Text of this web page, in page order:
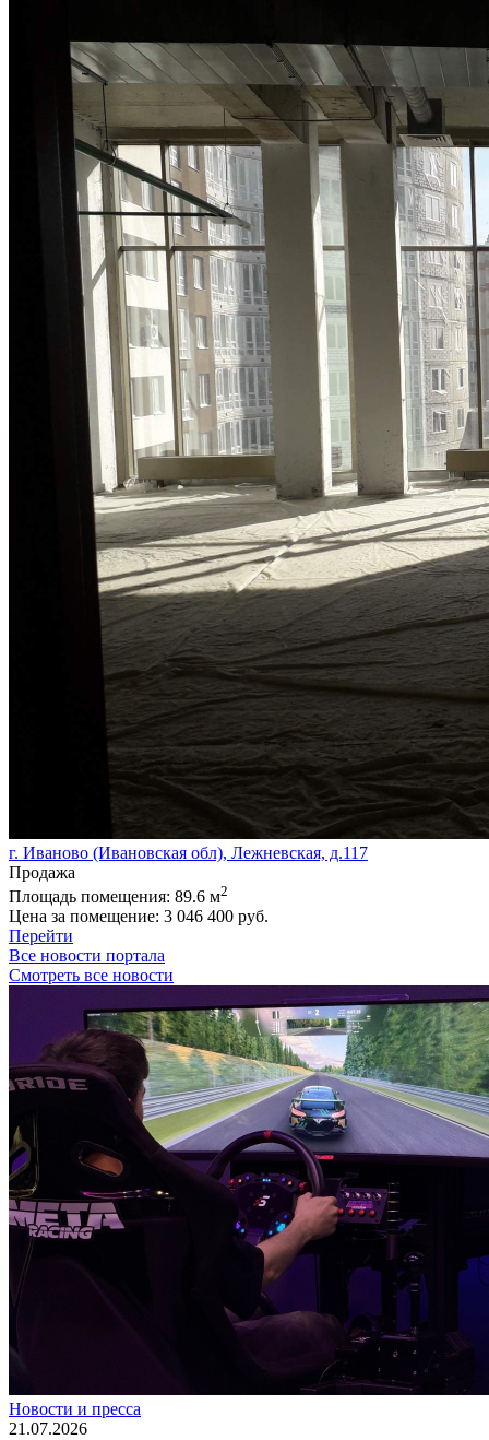
г. Иваново (Ивановская обл), Лежневская, д.117
Продажа
Площадь помещения: 89.6 м2
Цена за помещение: 3 046 400 руб.
Перейти
Все новости портала
Смотреть все новости
Новости и пресса
21.07.2026